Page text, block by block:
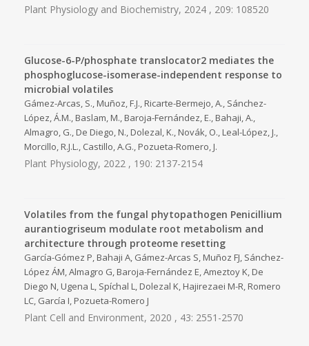
Plant Physiology and Biochemistry, 2024 , 209: 108520
Glucose-6-P/phosphate translocator2 mediates the
phosphoglucose-isomerase-independent response to
microbial volatiles
Gámez-Arcas, S., Muñoz, F.J., Ricarte-Bermejo, A., Sánchez-
López, Á.M., Baslam, M., Baroja-Fernández, E., Bahaji, A.,
Almagro, G., De Diego, N., Dolezal, K., Novák, O., Leal-López, J.,
Morcillo, R.J.L., Castillo, A.G., Pozueta-Romero, J.
Plant Physiology, 2022 , 190: 2137-2154
Volatiles from the fungal phytopathogen Penicillium
aurantiogriseum modulate root metabolism and
architecture through proteome resetting
García-Gómez P, Bahaji A, Gámez-Arcas S, Muñoz FJ, Sánchez-
López ÁM, Almagro G, Baroja-Fernández E, Ameztoy K, De
Diego N, Ugena L, Spíchal L, Dolezal K, Hajirezaei M-R, Romero
LC, García I, Pozueta-Romero J
Plant Cell and Environment, 2020 , 43: 2551-2570